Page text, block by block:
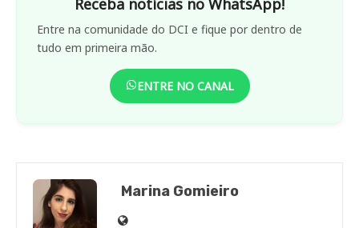
Receba notícias no WhatsApp!
Entre na comunidade do DCI e fique por dentro de
tudo em primeira mão.
ENTRE NO CANAL
Marina Gomieiro
Site